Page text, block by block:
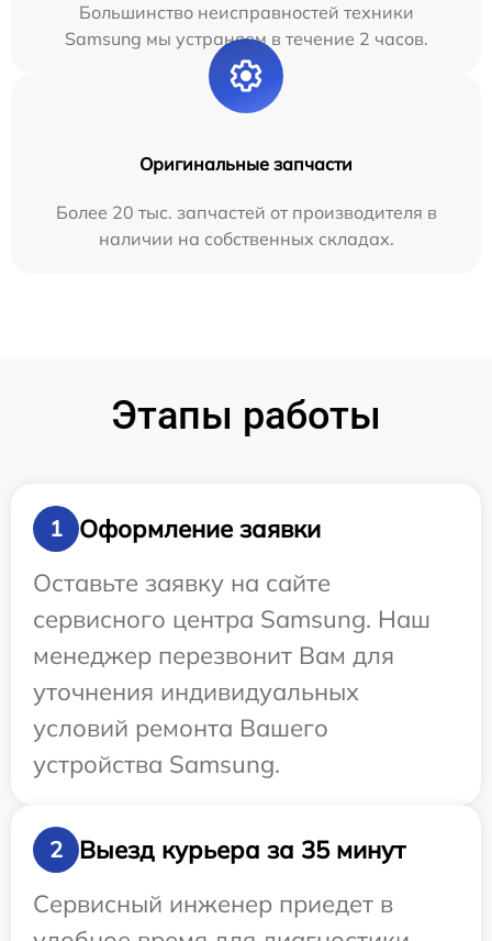
Большинство неисправностей техники
Samsung мы устраняем в течение 2 часов.
Оригинальные запчасти
Более 20 тыс. запчастей от производителя в
наличии на собственных складах.
Этапы работы
1
Оформление заявки
Оставьте заявку на сайте
сервисного центра Samsung. Наш
менеджер перезвонит Вам для
уточнения индивидуальных
условий ремонта Вашего
устройства Samsung.
2
Выезд курьера за 35 минут
Сервисный инженер приедет в